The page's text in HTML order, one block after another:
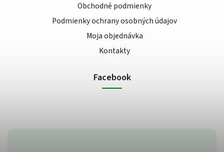
Obchodné podmienky
Podmienky ochrany osobných údajov
Moja objednávka
Kontakty
Facebook